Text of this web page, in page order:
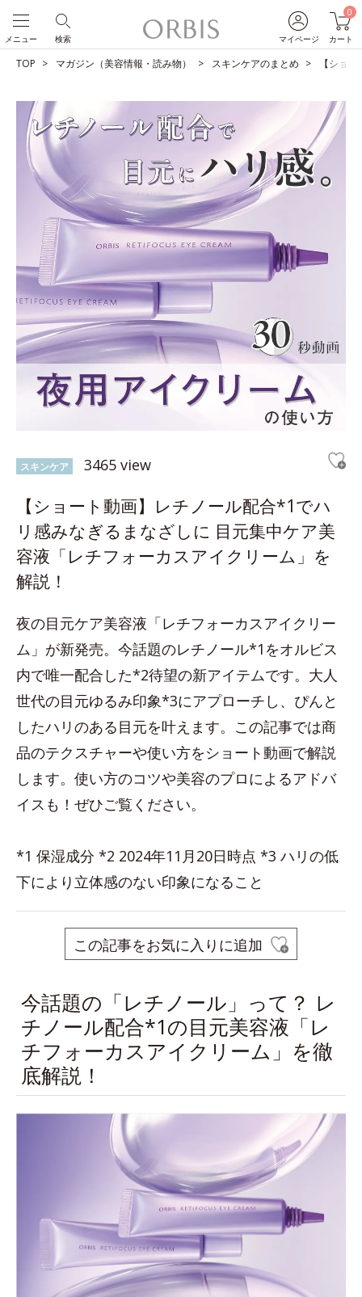
マイページ
0
カート
検索
メニュー
TOP マガジン（美容情報・読み物） スキンケアのまとめ 【ショ
スキンケア 3465 view
【ショート動画】レチノール配合*1でハ
リ感みなぎるまなざしに 目元集中ケア美
容液「レチフォーカスアイクリーム」を
解説！
夜の目元ケア美容液「レチフォーカスアイクリー
ム」が新発売。今話題のレチノール*1をオルビス
内で唯一配合した*2待望の新アイテムです。大人
世代の目元ゆるみ印象*3にアプローチし、ぴんと
したハリのある目元を叶えます。この記事では商
品のテクスチャーや使い方をショート動画で解説
します。使い方のコツや美容のプロによるアドバ
イスも！ぜひご覧ください。
*1 保湿成分 *2 2024年11月20日時点 *3 ハリの低
下により立体感のない印象になること
この記事をお気に入りに追加
今話題の「レチノール」って？ レ
チノール配合*1の目元美容液「レ
チフォーカスアイクリーム」を徹
底解説！